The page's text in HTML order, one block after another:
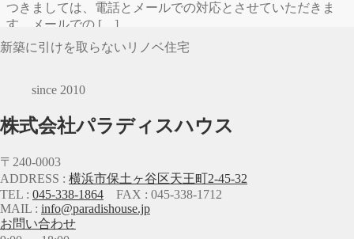
新築に引けを取らないリノベ住宅
since 2010
株式会社パラディスハウス
〒240-0003
ADDRESS : 横浜市保土ヶ谷区天王町2-45-32
TEL : 045-338-1864 FAX : 045-338-1712
MAIL : info@paradishouse.jp
お問い合わせ
つきましては、電話とメールでの対応とさせていただきま
す。メールでの […]